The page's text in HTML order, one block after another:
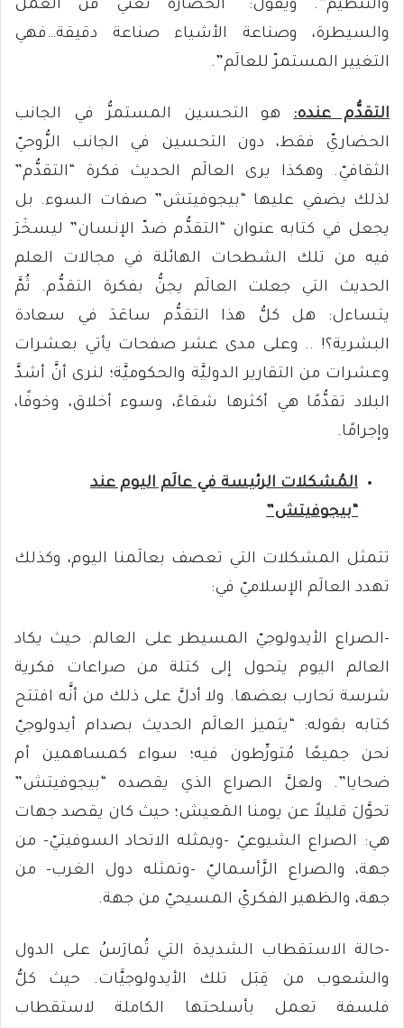
والتنظيم”. ويقول: “الحضارة تعني فنّ العمل
والسيطرة، وصناعة الأشياء صناعة دقيقة…فهي
التغيير المستمرّ للعالَم”.
التقدُّم عنده:هو التحسين المستمرُّ في الجانب
الحضاريّ فقط، دون التحسين في الجانب الرُّوحيّ
الثقافيّ. وهكذا يرى العالَم الحديث فكرة “التقدُّم”
لذلك يضفي عليها “بيجوفيتش” صفات السوء. بل
يجعل في كتابه عنوان “التقدُّم ضدّ الإنسان” ليسخَرَ
فيه من تلك الشطحات الهائلة في مجالات العلم
الحديث التي جعلت العالَم يجنُّ بفكرة التقدُّم. ثُمَّ
يتساءل: هل كلُّ هذا التقدُّم ساعَدَ في سعادة
البشرية؟! .. وعلى مدى عشر صفحات يأتي بعشرات
وعشرات من التقارير الدوليَّة والحكوميَّة؛ لنرى أنَّ أشدَّ
البلاد تقدُّمًا هي أكثرها شقاءً، وسوء أخلاق، وخوفًا،
وإجرامًا.
المُشكلات الرئيسة في عالَم اليوم عند
“بيجوفيتش”
تتمثل المشكلات التي تعصف بعالَمنا اليوم، وكذلك
تهدد العالَم الإسلاميّ في:
-الصراع الأيدولوجيّ المسيطر على العالم. حيث يكاد
العالم اليوم يتحول إلى كتلة من صراعات فكرية
شرسة تحارب بعضها. ولا أدلَّ على ذلك من أنَّه افتتح
كتابه بقوله: “يتميز العالَم الحديث بصدام أيدولوجيّ
نحن جميعًا مُتورِّطون فيه؛ سواء كمساهمين أم
ضحايا”. ولعلَّ الصراع الذي يقصده “بيجوفيتش”
تحوَّلَ قليلاً عن يومنا المَعيش؛ حيث كان يقصد جهات
هي: الصراع الشيوعيّ -ويمثله الاتحاد السوفيتيّ- من
جهة، والصراع الرَّأسماليّ -وتمثله دول الغرب- من
جهة، والظهير الفكريّ المسيحيّ من جهة.
-حالة الاستقطاب الشديدة التي تُمارَسُ على الدول
والشعوب من قِبَل تلك الأيدولوجيَّات. حيث كلُّ
فلسفة تعمل بأسلحتها الكاملة لاستقطاب